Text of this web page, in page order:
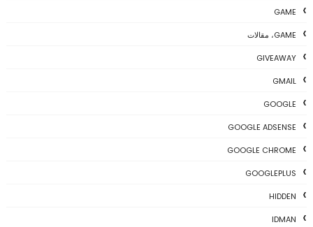
GAME
GAME، مقالات
GIVEAWAY
GMAIL
GOOGLE
GOOGLE ADSENSE
GOOGLE CHROME
GOOGLEPLUS
HIDDEN
IDMAN